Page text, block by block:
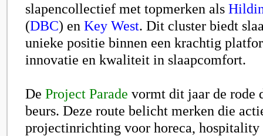
slapencollectief met topmerken als
(DBC) en Key West. Dit cluster biedt
unieke positie binnen een krachtig
innovatie en kwaliteit in slaapcomfort.
De Project Parade vormt dit jaar de rode
beurs. Deze route belicht merken die
projectinrichting voor horeca, hospitality